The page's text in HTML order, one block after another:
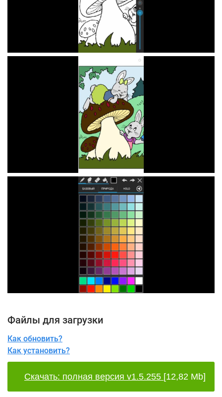
Файлы для загрузки
Как обновить?
Как установить?
Скачать: полная версия v1.5.255 [12,82 Mb]